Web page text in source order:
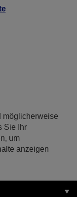
möglicherweise
Sie Ihr
um
anzeigen